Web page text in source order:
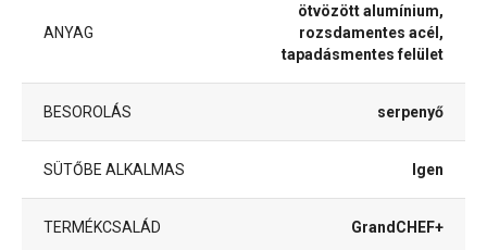
ANYAG
ötvözött alumínium,
rozsdamentes acél,
tapadásmentes felület
BESOROLÁS serpenyő
SÜTŐBE ALKALMAS Igen
TERMÉKCSALÁD GrandCHEF+